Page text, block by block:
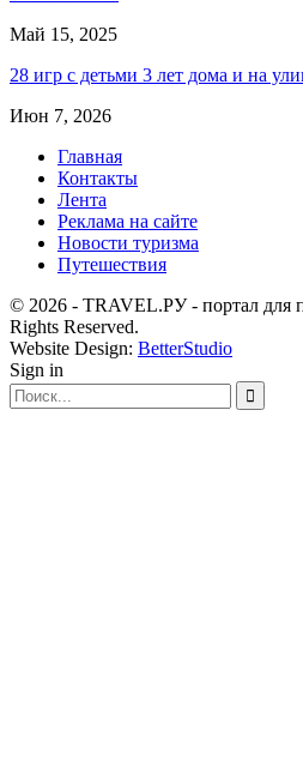
Май 15, 2025
28 игр с детьми 3 лет дома и на
Июн 7, 2026
Главная
Контакты
Лента
Реклама на сайте
Новости туризма
Путешествия
© 2026 - TRAVEL.РУ - портал для
Rights Reserved.
Website Design: BetterStudio
Sign in